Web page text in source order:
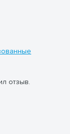
отзыв.